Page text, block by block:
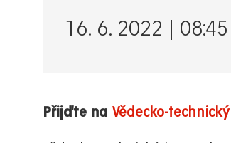
16. 6. 2022 | 08:45
Přijďte na Vědecko-